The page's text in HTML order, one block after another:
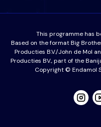
This programme has
Based on the format Big
Producties B.V./John de Mol
Producties BV., part of the
Copyright © Endamol